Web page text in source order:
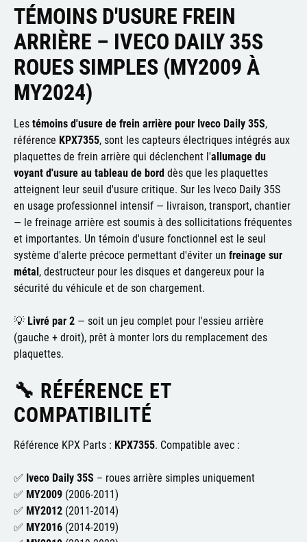
TÉMOINS D'USURE FREIN
ARRIÈRE – IVECO DAILY 35S
ROUES SIMPLES (MY2009 À
MY2024)
Lestémoins d'usure de frein arrière pour Iveco Daily 35S,
référence KPX7355, sont les capteurs électriques intégrés aux
plaquettes de frein arrière qui déclenchent l'allumage du
voyant d'usure au tableau de borddès que les plaquettes
atteignent leur seuil d'usure critique. Sur les Iveco Daily 35S
en usage professionnel intensif — livraison, transport, chantier
— le freinage arrière est soumis à des sollicitations fréquentes
et importantes. Un témoin d'usure fonctionnel est le seul
système d'alerte précoce permettant d'éviter un freinage sur
métal, destructeur pour les disques et dangereux pour la
sécurité du véhicule et de son chargement.
💡 Livré par 2 — soit un jeu complet pour l'essieu arrière
(gauche + droit), prêt à monter lors du remplacement des
plaquettes.
🔧 RÉFÉRENCE ET
COMPATIBILITÉ
Référence KPX Parts : KPX7355. Compatible avec :
✅ Iveco Daily 35S – roues arrière simples uniquement
✅ MY2009 (2006-2011)
✅ MY2012 (2011-2014)
✅ MY2016 (2014-2019)